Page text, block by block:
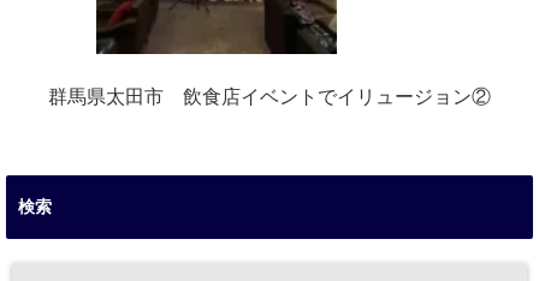
群馬県太田市 飲食店イベントでイリュージョン②
検索